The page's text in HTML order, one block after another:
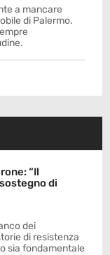
a mancare
di Palermo.
“Il
di
dei
di resistenza
sia fondamentale